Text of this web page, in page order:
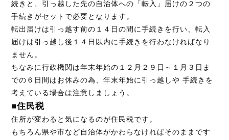
【無料】お見積り依頼フォーム
※ その他のお問い合わせは「お問い合わせフォー
ム
続きと、引っ越した先の自治体への「転入」届けの２つの
手続きがセットで必要となります。
転出届けは引っ越す前の１４日の間に手続きを行い、転入
届けは引っ越し後１４日以内に手続きを行わなければなり
ません。
ちなみに行政機関は年末年始の１２月２９日～１月３日ま
での６日間はお休みの為、年末年始に引っ越しや 手続きを
考えている場合は注意しましょう。
■住民税
住所が変わると気になるのが住民税です。
もちろん県や市など自治体がかわらなければそのままです